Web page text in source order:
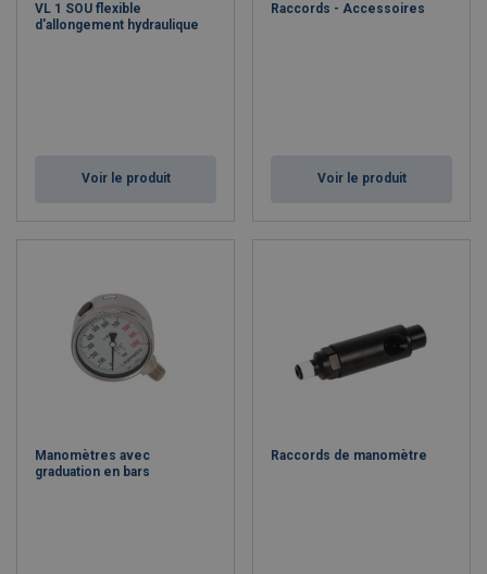
VL 1 SOU flexible
d'allongement hydraulique
Voir le produit
Raccords - Accessoires
Voir le produit
Manomètres avec
graduation en bars
Raccords de manomètre